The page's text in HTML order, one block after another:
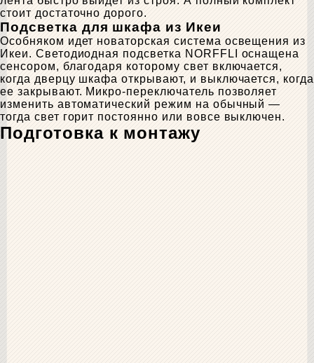
стоит достаточно дорого.
Подсветка для шкафа из Икеи
Особняком идет новаторская система освещения из
Икеи. Светодиодная подсветка NORFFLI оснащена
сенсором, благодаря которому свет включается,
когда дверцу шкафа открывают, и выключается, когда
ее закрывают. Микро-переключатель позволяет
изменить автоматический режим на обычный —
тогда свет горит постоянно или вовсе выключен.
Подготовка к монтажу